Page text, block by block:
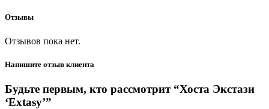
Отзывы
Отзывов пока нет.
Напишите отзыв клиента
Будьте первым, кто рассмотрит “Хоста Экстази
‘Extasy’”